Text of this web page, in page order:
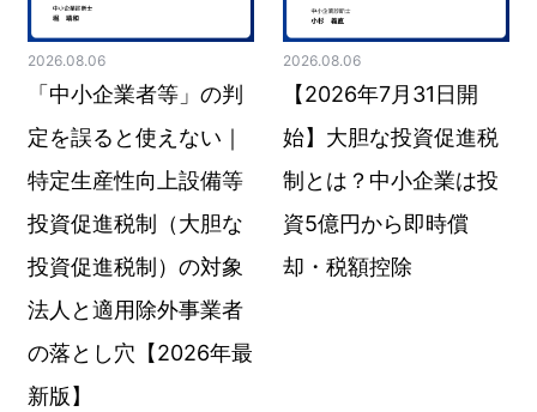
2026.08.06
「中小企業者等」の判
定を誤ると使えない｜
特定生産性向上設備等
投資促進税制（大胆な
投資促進税制）の対象
法人と適用除外事業者
の落とし穴【2026年最
新版】
2026.08.06
【2026年7月31日開
始】大胆な投資促進税
制とは？中小企業は投
資5億円から即時償
却・税額控除